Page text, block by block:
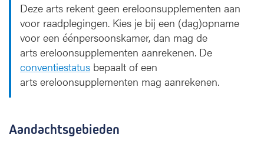
Deze arts rekent geen ereloonsupplementen aan
voor raadplegingen. Kies je bij een (dag)opname
voor een éénpersoonskamer, dan mag de
arts ereloonsupplementen aanrekenen. De
conventiestatus bepaalt of een
arts ereloonsupplementen mag aanrekenen.
Aandachtsgebieden